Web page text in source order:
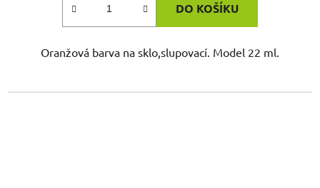
DO KOŠÍKU
Oranžová barva na sklo,slupovací. Model 22 ml.